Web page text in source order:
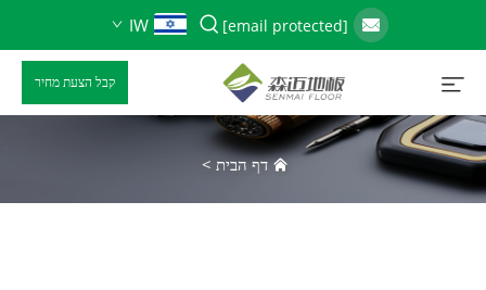
[email protected]
IW
קבל הצעת מחיר
דף הבית >